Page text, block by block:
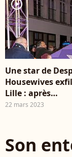
player2
Une star de
Housewives
Lille : après
l'enthousiasme,
22 mars 2023
Son